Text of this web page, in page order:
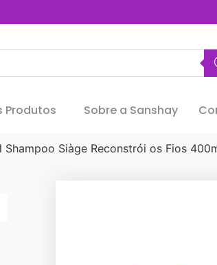
Produtos Sobre a Sanshay
Shampoo Siàge Reconstrói os Fios